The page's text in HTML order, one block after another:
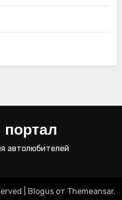
портал
автолюбителей
Blogus от Themeansar.